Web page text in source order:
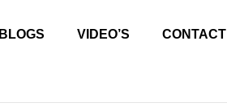
BLOGS VIDEO’S CONTACT